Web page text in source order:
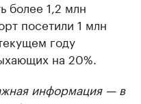
более 1,2 млн
посетили 1 млн
году
на 20%.
информация — в